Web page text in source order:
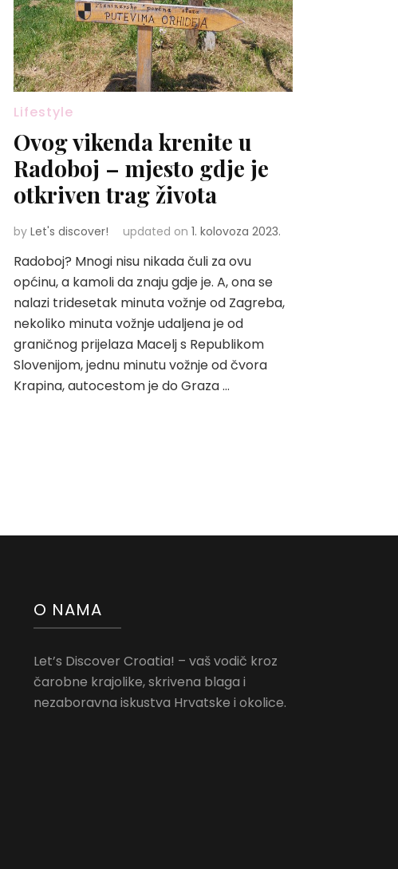
Lifestyle
Ovog vikenda krenite u
Radoboj – mjesto gdje je
otkriven trag života
by Let's discover! updated on 1. kolovoza 2023.
Radoboj? Mnogi nisu nikada čuli za ovu
općinu, a kamoli da znaju gdje je. A, ona se
nalazi tridesetak minuta vožnje od Zagreba,
nekoliko minuta vožnje udaljena je od
graničnog prijelaza Macelj s Republikom
Slovenijom, jednu minutu vožnje od čvora
Krapina, autocestom je do Graza …
O NAMA
Let’s Discover Croatia! – vaš vodič kroz
čarobne krajolike, skrivena blaga i
nezaboravna iskustva Hrvatske i okolice.